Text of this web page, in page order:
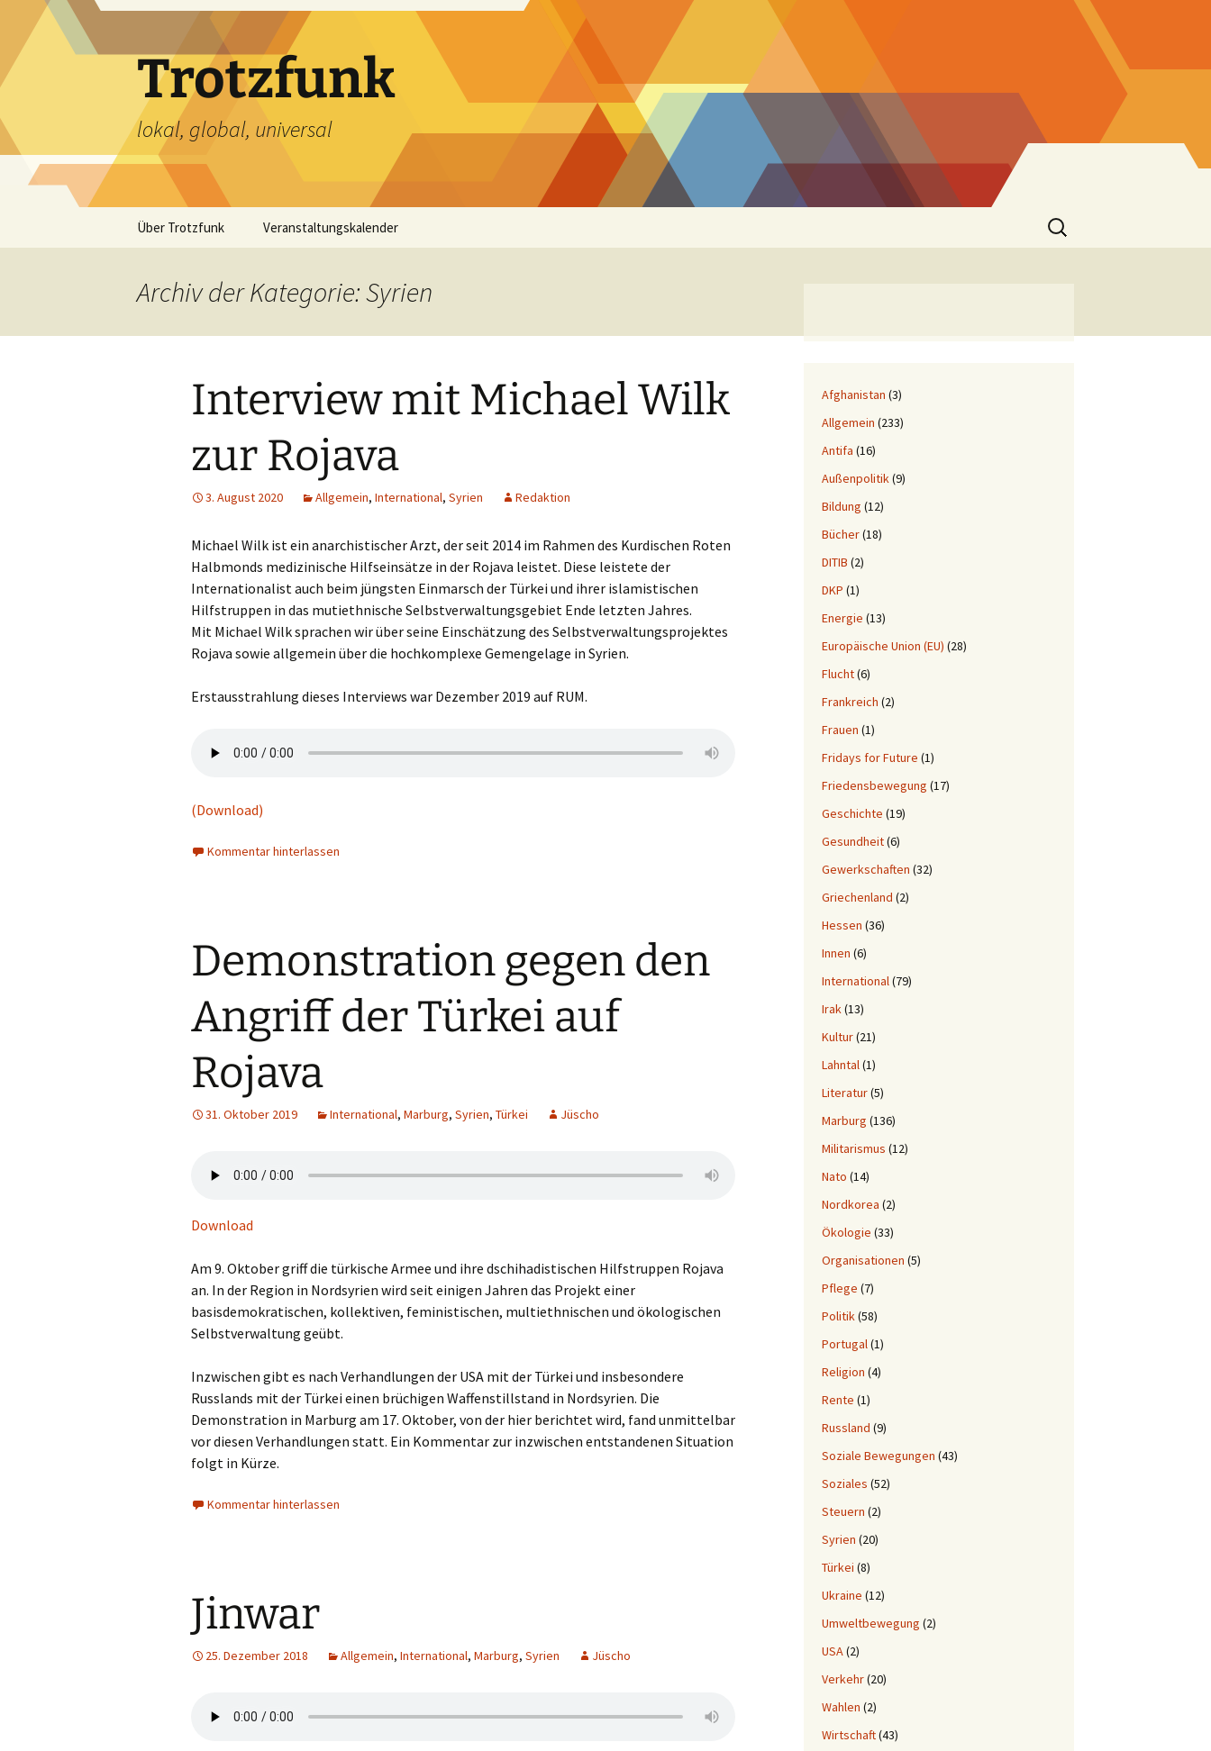
Inhalt
springen
Trotzfunk
lokal, global, universal
Über Trotzfunk Veranstaltungskalender
Suchen
nach:
Archiv der Kategorie: Syrien
Interview mit Michael Wilk
zur Rojava
3. August 2020 Allgemein, International, Syrien Redaktion
Michael Wilk ist ein anarchistischer Arzt, der seit 2014 im Rahmen des Kurdischen Roten
Halbmonds medizinische Hilfseinsätze in der Rojava leistet. Diese leistete der
Internationalist auch beim jüngsten Einmarsch der Türkei und ihrer islamistischen
Hilfstruppen in das mutiethnische Selbstverwaltungsgebiet Ende letzten Jahres.
Mit Michael Wilk sprachen wir über seine Einschätzung des Selbstverwaltungsprojektes
Rojava sowie allgemein über die hochkomplexe Gemengelage in Syrien.
Erstausstrahlung dieses Interviews war Dezember 2019 auf RUM.
(Download)
Kommentar hinterlassen
Demonstration gegen den
Angriff der Türkei auf
Rojava
31. Oktober 2019 International, Marburg, Syrien, Türkei Jüscho
Download
Am 9. Oktober griff die türkische Armee und ihre dschihadistischen Hilfstruppen Rojava
an. In der Region in Nordsyrien wird seit einigen Jahren das Projekt einer
basisdemokratischen, kollektiven, feministischen, multiethnischen und ökologischen
Selbstverwaltung geübt.
Inzwischen gibt es nach Verhandlungen der USA mit der Türkei und insbesondere
Russlands mit der Türkei einen brüchigen Waffenstillstand in Nordsyrien. Die
Demonstration in Marburg am 17. Oktober, von der hier berichtet wird, fand unmittelbar
vor diesen Verhandlungen statt. Ein Kommentar zur inzwischen entstandenen Situation
folgt in Kürze.
Kommentar hinterlassen
Jinwar
25. Dezember 2018 Allgemein, International, Marburg, Syrien Jüscho
Afghanistan (3)
Allgemein (233)
Antifa (16)
Außenpolitik(9)
Bildung (12)
Bücher(18)
DITIB (2)
DKP (1)
Energie (13)
Europäische Union (EU) (28)
Flucht(6)
Frankreich (2)
Frauen (1)
Fridays for Future (1)
Friedensbewegung (17)
Geschichte (19)
Gesundheit(6)
Gewerkschaften (32)
Griechenland (2)
Hessen (36)
Innen (6)
International(79)
Irak(13)
Kultur(21)
Lahntal(1)
Literatur(5)
Marburg (136)
Militarismus (12)
Nato (14)
Nordkorea (2)
Ökologie (33)
Organisationen (5)
Pflege (7)
Politik(58)
Portugal(1)
Religion (4)
Rente (1)
Russland (9)
Soziale Bewegungen (43)
Soziales (52)
Steuern (2)
Syrien (20)
Türkei (8)
Ukraine (12)
Umweltbewegung (2)
USA(2)
Verkehr(20)
Wahlen (2)
Wirtschaft(43)